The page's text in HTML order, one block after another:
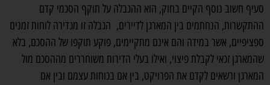
סעיף חשוב נוסף הקיים בחוק, הוא ההגבלה על תוקף הסכמי קדם
ההתקשרות, הנחתמים בין המארגן לדיירים, הגבלה זו מגדירה לוחות זמנים
ספציפיים, אשר במידה והם אינם מתקיימים, פוקע תוקפו של ההסכם, בלא
שהמארגן זכאי לקבלת פיצוי, ואילו בעלי הדירות משוחררים מההסכם מול
המארגן ורשאים לקדם את הפרויקט, בין אם בכוחות עצמם ובין אם